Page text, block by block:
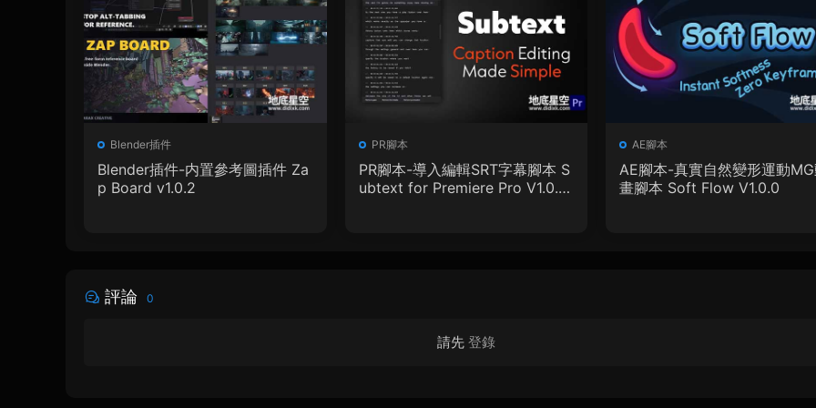
Blender插件
Blender插件-内置參考圖插件 Za
p Board v1.0.2
PR腳本
PR腳本-導入編輯SRT字幕腳本 S
ubtext for Premiere Pro V1.0.0
AE腳本
AE腳本-真實自然變形運動
畫腳本 Soft Flow V1.0.0
評論 0
請先 登錄